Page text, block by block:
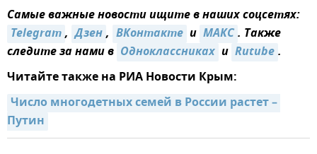
Самые важные новости ищите в наших соцсетях:
Telegram, Дзен, ВКонтакте и MAКС. Также
следите за нами в Одноклассниках и Rutube.
Читайте также на РИА Новости Крым:
Число многодетных семей в России растет –
Путин